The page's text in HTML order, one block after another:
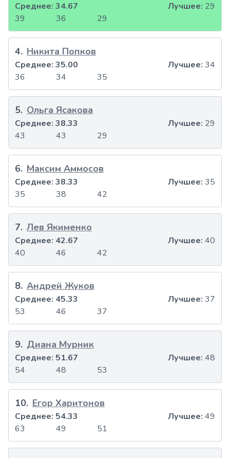
39 36 29
Среднее: 34.67 Лучшее: 29
4. Никита Попков
36 34 35
Среднее: 35.00 Лучшее: 34
5. Ольга Ясакова
43 43 29
Среднее: 38.33 Лучшее: 29
6. Максим Аммосов
35 38 42
Среднее: 38.33 Лучшее: 35
7. Лев Якименко
40 46 42
Среднее: 42.67 Лучшее: 40
8. Андрей Жуков
53 46 37
Среднее: 45.33 Лучшее: 37
9. Диана Мурник
54 48 53
Среднее: 51.67 Лучшее: 48
10. Егор Харитонов
63 49 51
Среднее: 54.33 Лучшее: 49